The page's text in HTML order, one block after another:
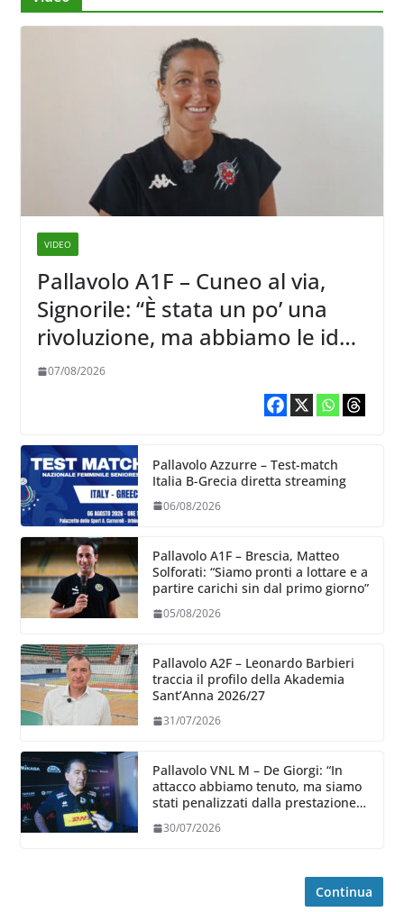
VIDEO
Pallavolo A1F – Cuneo al via,
Signorile: “È stata un po’ una
rivoluzione, ma abbiamo le idee
chiare siu cosa vogliamo fare”
07/08/2026
Pallavolo Azzurre – Test-match
Italia B-Grecia diretta streaming
06/08/2026
Pallavolo A1F – Brescia, Matteo
Solforati: “Siamo pronti a lottare e a
partire carichi sin dal primo giorno”
05/08/2026
Pallavolo A2F – Leonardo Barbieri
traccia il profilo della Akademia
Sant’Anna 2026/27
31/07/2026
Pallavolo VNL M – De Giorgi: “In
attacco abbiamo tenuto, ma siamo
stati penalizzati dalla prestazione
30/07/2026
Continua